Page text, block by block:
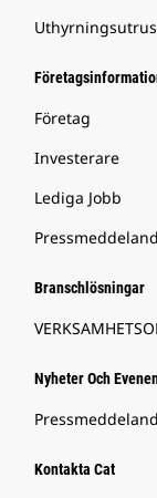
Företag
Investerare
Lediga Jobb
Branschlösningar
Nyheter Och
Kontakta Cat